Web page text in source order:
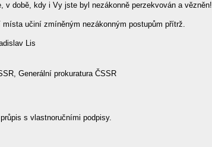
v době, kdy i Vy jste byl nezákonně perzekvován a vězněn!
učiní zmíněným nezákonným postupům přítrž.
Lis
Generální prokuratura ČSSR
s vlastnoručními podpisy.